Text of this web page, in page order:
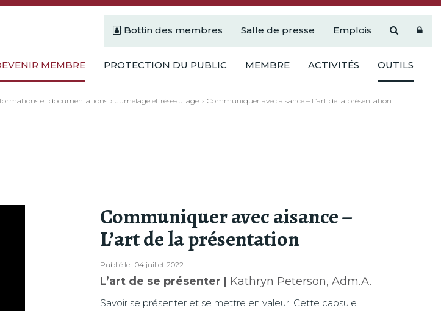
Bottin des membres Salle de presse Emplois
MEMBRE PROTECTION DU PUBLIC MEMBRE ACTIVITÉS OUTILS
formations et documentations Jumelage et réseautage Communiquer avec aisance – L’art de la présentation
Communiquer avec aisance –
L’art de la présentation
Publié le : 04 juillet 2022
L’art de se présenter | Kathryn Peterson, Adm.A.
Savoir se présenter et se mettre en valeur. Cette capsule